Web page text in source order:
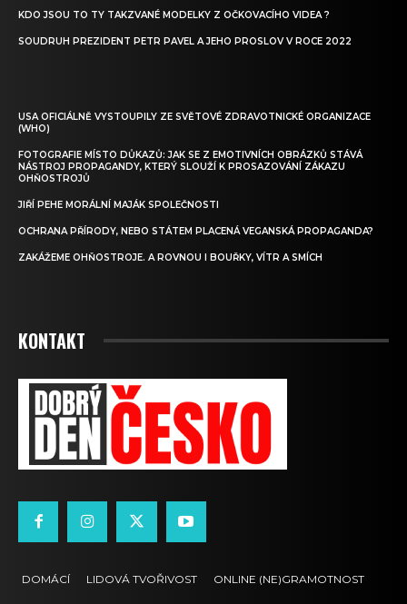
KDO JSOU TO TY TAKZVANÉ MODELKY Z OČKOVACÍHO VIDEA ?
SOUDRUH PREZIDENT PETR PAVEL A JEHO PROSLOV V ROCE 2022
USA OFICIÁLNĚ VYSTOUPILY ZE SVĚTOVÉ ZDRAVOTNICKÉ ORGANIZACE
(WHO)
FOTOGRAFIE MÍSTO DŮKAZŮ: JAK SE Z EMOTIVNÍCH OBRÁZKŮ STÁVÁ
NÁSTROJ PROPAGANDY, KTERÝ SLOUŽÍ K PROSAZOVÁNÍ ZÁKAZU
OHŇOSTROJŮ
JIŘÍ PEHE MORÁLNÍ MAJÁK SPOLEČNOSTI
OCHRANA PŘÍRODY, NEBO STÁTEM PLACENÁ VEGANSKÁ PROPAGANDA?
ZAKÁŽEME OHŇOSTROJE. A ROVNOU I BOUŘKY, VÍTR A SMÍCH
KONTAKT
DOMÁCÍ LIDOVÁ TVOŘIVOST ONLINE (NE)GRAMOTNOST